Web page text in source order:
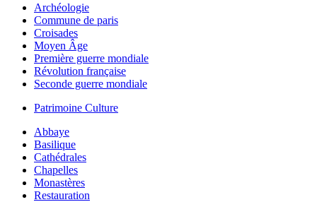
Archéologie
Commune de paris
Croisades
Moyen Âge
Première guerre mondiale
Révolution française
Seconde guerre mondiale
Patrimoine Culture
Abbaye
Basilique
Cathédrales
Chapelles
Monastères
Restauration